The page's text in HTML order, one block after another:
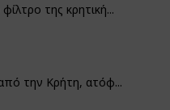
της κρητική...
την Κρήτη, ατόφ...